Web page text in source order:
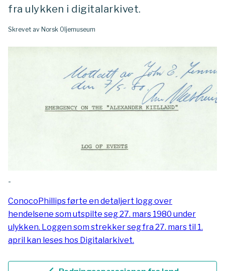
fra ulykken i digitalarkivet.
Skrevet av Norsk Oljemuseum
-
ConocoPhillips førte en detaljert logg over
hendelsene som utspilte seg 27. mars 1980 under
ulykken. Loggen som strekker seg fra 27. mars til 1.
april kan leses hos Digitalarkivet.